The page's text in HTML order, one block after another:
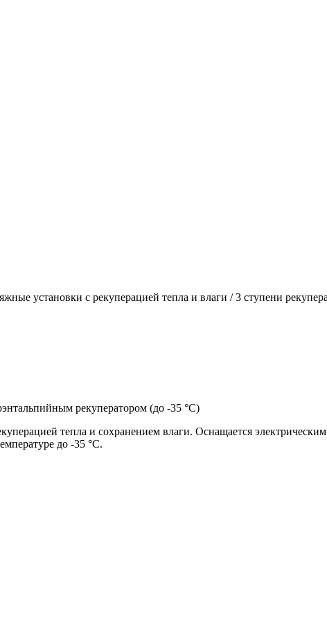
установки с рекуперацией тепла и влаги /3 ступени
рекуператором (до -35 °C)
тепла и сохранением влаги. Оснащается
до -35 °C.